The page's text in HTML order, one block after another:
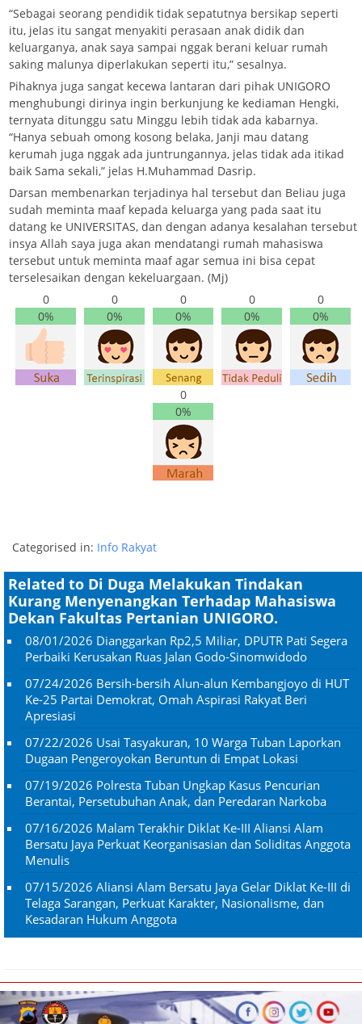
“Sebagai seorang pendidik tidak sepatutnya bersikap seperti
itu, jelas itu sangat menyakiti perasaan anak didik dan
keluarganya, anak saya sampai nggak berani keluar rumah
saking malunya diperlakukan seperti itu,” sesalnya.
Pihaknya juga sangat kecewa lantaran dari pihak UNIGORO
menghubungi dirinya ingin berkunjung ke kediaman Hengki,
ternyata ditunggu satu Minggu lebih tidak ada kabarnya.
“Hanya sebuah omong kosong belaka, Janji mau datang
kerumah juga nggak ada juntrungannya, jelas tidak ada itikad
baik Sama sekali,” jelas H.Muhammad Dasrip.
Darsan membenarkan terjadinya hal tersebut dan Beliau juga
sudah meminta maaf kepada keluarga yang pada saat itu
datang ke UNIVERSITAS, dan dengan adanya kesalahan tersebut
insya Allah saya juga akan mendatangi rumah mahasiswa
tersebut untuk meminta maaf agar semua ini bisa cepat
terselesaikan dengan kekeluargaan. (Mj)
0
0%
0
0%
0
0%
0
0%
0
0%
0
0%
Categorised in: Info Rakyat
Related to Di Duga Melakukan Tindakan
Kurang Menyenangkan Terhadap Mahasiswa
Dekan Fakultas Pertanian UNIGORO.
08/01/2026 Dianggarkan Rp2,5 Miliar, DPUTR Pati Segera
Perbaiki Kerusakan Ruas Jalan Godo-Sinomwidodo
07/24/2026 Bersih-bersih Alun-alun Kembangjoyo di HUT
Ke-25 Partai Demokrat, Omah Aspirasi Rakyat Beri
Apresiasi
07/22/2026 Usai Tasyakuran, 10 Warga Tuban Laporkan
Dugaan Pengeroyokan Beruntun di Empat Lokasi
07/19/2026 Polresta Tuban Ungkap Kasus Pencurian
Berantai, Persetubuhan Anak, dan Peredaran Narkoba
07/16/2026 Malam Terakhir Diklat Ke-III Aliansi Alam
Bersatu Jaya Perkuat Keorganisasian dan Soliditas Anggota
Menulis
07/15/2026 Aliansi Alam Bersatu Jaya Gelar Diklat Ke-III di
Telaga Sarangan, Perkuat Karakter, Nasionalisme, dan
Kesadaran Hukum Anggota